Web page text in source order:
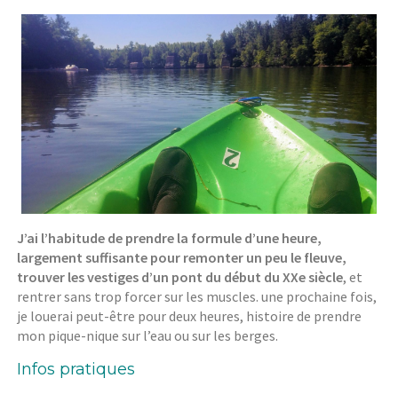
J’ai l’habitude de prendre la formule d’une heure,
largement suffisante pour remonter un peu le fleuve,
trouver les vestiges d’un pont du début du XXe siècle, et
rentrer sans trop forcer sur les muscles. une prochaine fois,
je louerai peut-être pour deux heures, histoire de prendre
mon pique-nique sur l’eau ou sur les berges.
Infos pratiques